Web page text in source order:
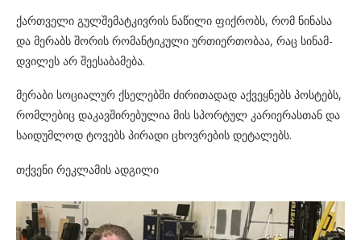
ქარ­თვე­ლი გულ­შე­მატ­კივ­რის ნა­წი­ლი ფიქ­რობს, რომ ნი­ნა­სა
და მე­რაბს შო­რის რო­მან­ტი­კუ­ლი ურ­თი­ერ­თო­ბაა, რაც სი­ნამ­
დვი­ლეს არ შე­ე­სა­ბა­მე­ბა.
მე­რა­ბი სო­ცი­ა­ლურ ქსე­ლებ­ში ძი­რი­თა­დად აქ­ვეყ­ნებს პოს­ტებს,
რომ­ლე­ბიც და­კავ­ში­რე­ბუ­ლია მის სპორ­ტულ კა­რი­ე­რას­თან და
სა­ი­დუმ­ლოდ ტო­ვებს პი­რა­დი ცხოვ­რე­ბის დე­ტა­ლებს.
თქვენი რეკლამის ადგილი